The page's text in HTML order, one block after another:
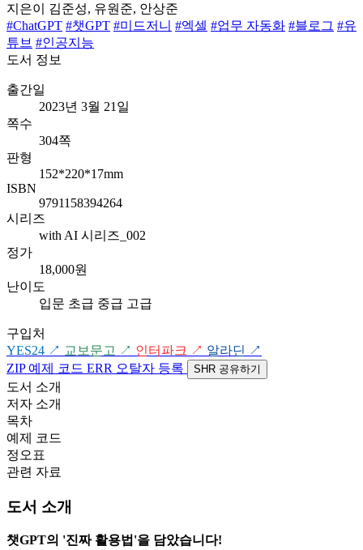
지은이
김준성, 유원준, 안상준
#ChatGPT #챗GPT #미드저니 #엑셀 #업무 자동화 #블로그 #유
튜브 #인공지능
도서 정보
출간일
2023년 3월 21일
쪽수
304쪽
판형
152*220*17mm
ISBN
9791158394264
시리즈
with AI 시리즈_002
정가
18,000원
난이도
입문 초급 중급 고급
구입처
YES24 ↗ 교보문고 ↗ 인터파크 ↗ 알라딘 ↗
ZIP예제 코드 ERR 오탈자 등록 SHR 공유하기
도서 소개
저자 소개
목차
예제 코드
정오표
관련 자료
도서 소개
챗GPT의 '진짜 활용법'을 담았습니다!